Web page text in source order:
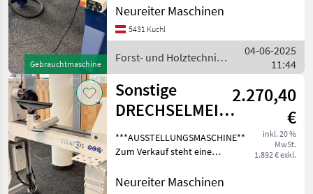
Gebrauchtmaschine
Drechselmeister TWISTER
Drechselmaschine mit einer
Die Aus
Neureiter Maschinen
5431 Kuchl
Forst- und Holztechnik
/ Sonstige
04-06-2025
11:44
Sonstige
DRECHSELMEISTER
Drechselmaschine
STRATOS ECO
2.270,40
€
inkl. 20 %
MwSt.
1.892 € exkl.
***AUSSTELLUNGSMASCHINE***
Zum Verkauf steht eine
Drechselmeister STRATOS
Neureiter Maschinen